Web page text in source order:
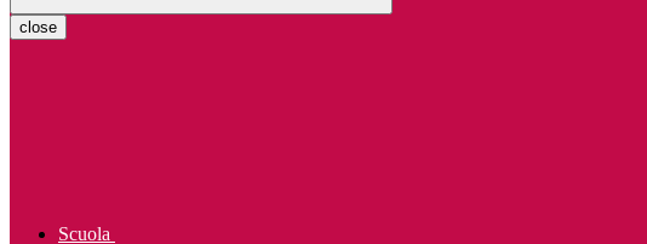
close
Scuola